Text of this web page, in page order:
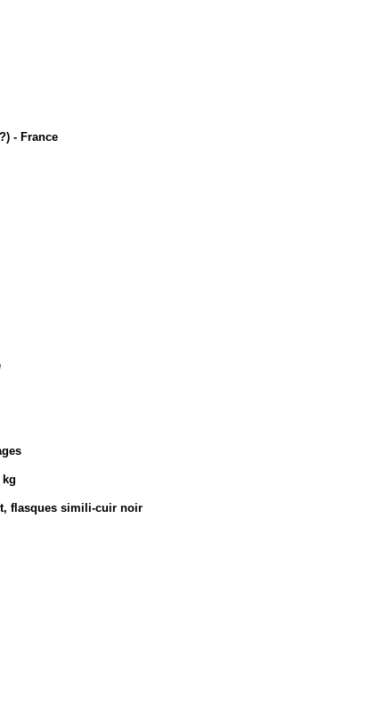
- France
kg
flasques simili-cuir noir